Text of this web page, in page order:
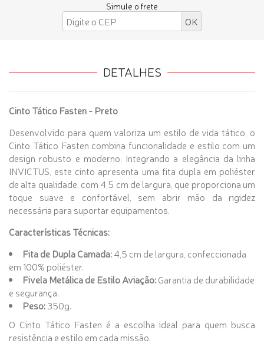
Simule o frete
DETALHES
Cinto Tático Fasten - Preto
Desenvolvido para quem valoriza um estilo de vida tático, o
Cinto Tático Fasten combina funcionalidade e estilo com um
design robusto e moderno. Integrando a elegância da linha
INVICTUS, este cinto apresenta uma fita dupla em poliéster
de alta qualidade, com 4,5 cm de largura, que proporciona um
toque suave e confortável, sem abrir mão da rigidez
necessária para suportar equipamentos.
Características Técnicas:
Fita de Dupla Camada:4,5 cm de largura, confeccionada
em 100% poliéster.
Fivela Metálica de Estilo Aviação:Garantia de durabilidade
e segurança.
Peso:350g.
O Cinto Tático Fasten é a escolha ideal para quem busca
resistência e estilo em cada missão.